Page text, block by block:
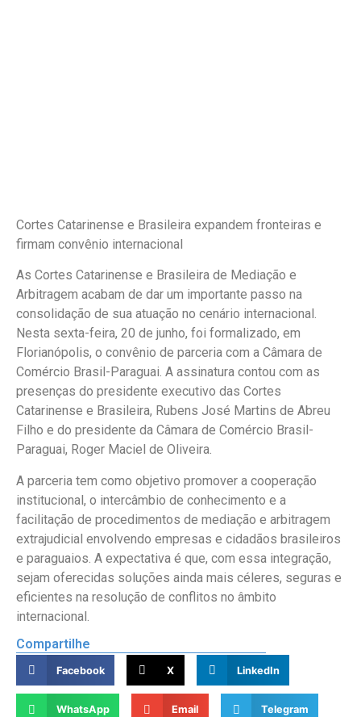
Cortes Catarinense e Brasileira expandem fronteiras e
firmam convênio internacional
As Cortes Catarinense e Brasileira de Mediação e
Arbitragem acabam de dar um importante passo na
consolidação de sua atuação no cenário internacional.
Nesta sexta-feira, 20 de junho, foi formalizado, em
Florianópolis, o convênio de parceria com a Câmara de
Comércio Brasil-Paraguai. A assinatura contou com as
presenças do presidente executivo das Cortes
Catarinense e Brasileira, Rubens José Martins de Abreu
Filho e do presidente da Câmara de Comércio Brasil-
Paraguai, Roger Maciel de Oliveira.
A parceria tem como objetivo promover a cooperação
institucional, o intercâmbio de conhecimento e a
facilitação de procedimentos de mediação e arbitragem
extrajudicial envolvendo empresas e cidadãos brasileiros
e paraguaios. A expectativa é que, com essa integração,
sejam oferecidas soluções ainda mais céleres, seguras e
eficientes na resolução de conflitos no âmbito
internacional.
Compartilhe
Facebook X LinkedIn
WhatsApp Email Telegram